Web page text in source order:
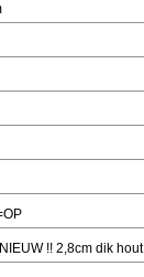
!! 2,8cm dik hout